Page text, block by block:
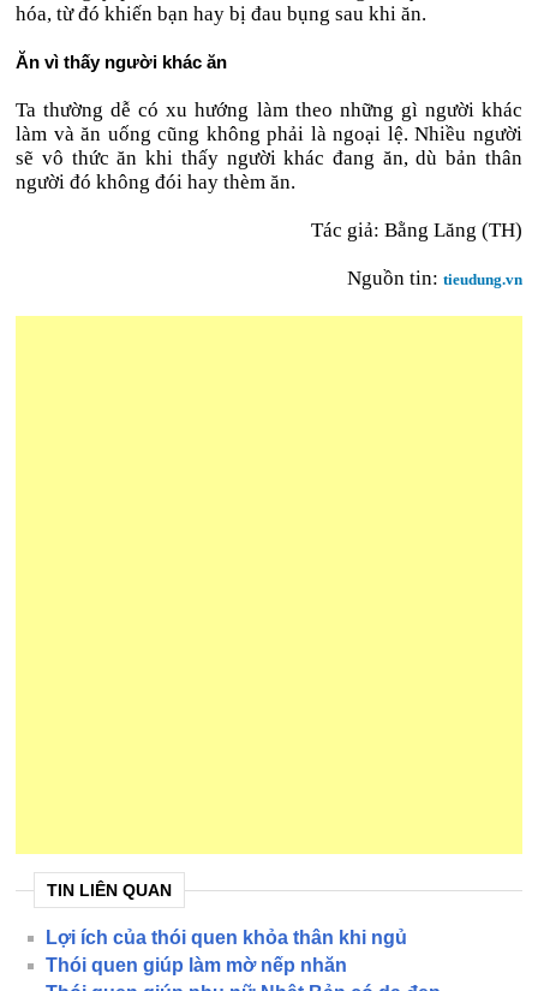
hóa, từ đó khiến bạn hay bị đau bụng sau khi ăn.
Ăn vì thấy người khác ăn
Ta thường dễ có xu hướng làm theo những gì người khác
làm và ăn uống cũng không phải là ngoại lệ. Nhiều người
sẽ vô thức ăn khi thấy người khác đang ăn, dù bản thân
người đó không đói hay thèm ăn.
Tác giả: Bằng Lăng (TH)
Nguồn tin: tieudung.vn
TIN LIÊN QUAN
Lợi ích của thói quen khỏa thân khi ngủ
Thói quen giúp làm mờ nếp nhăn